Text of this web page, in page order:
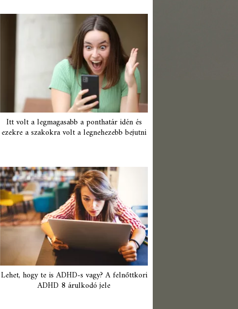
Itt volt a legmagasabb a ponthatár idén és
ezekre a szakokra volt a legnehezebb bejutni
Lehet, hogy te is ADHD-s vagy? A felnőttkori
ADHD 8 árulkodó jele